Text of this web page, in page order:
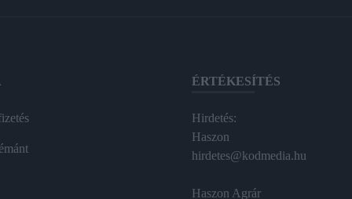
ÉRTÉKESÍTÉS
Hirdetés:
Haszon
hirdetes@kodmedia.hu
Haszon Agrár